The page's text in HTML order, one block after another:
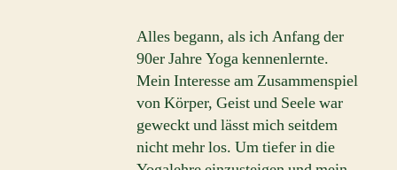
Alles begann, als ich Anfang der
90er Jahre Yoga kennenlernte.
Mein Interesse am Zusammenspiel
von Körper, Geist und Seele war
geweckt und lässt mich seitdem
nicht mehr los. Um tiefer in die